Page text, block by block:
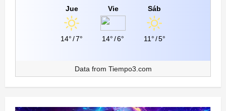
Jue
14°/7°
Vie
14°/6°
Sáb
11°/5°
Data from Tiempo3.com